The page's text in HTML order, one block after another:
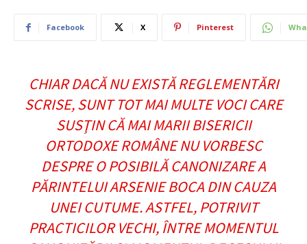
Facebook X Pinterest
CHIAR DACĂ NU EXISTĂ REGLEMENTĂRI
SCRISE, SUNT TOT MAI MULTE VOCI CARE
SUSŢIN CĂ MAI MARII BISERICII
ORTODOXE ROMÂNE NU VORBESC
DESPRE O POSIBILĂ CANONIZARE A
PĂRINTELUI ARSENIE BOCA DIN CAUZA
UNEI CUTUME. ASTFEL, POTRIVIT
PRACTICILOR VECHI, ÎNTRE MOMENTUL